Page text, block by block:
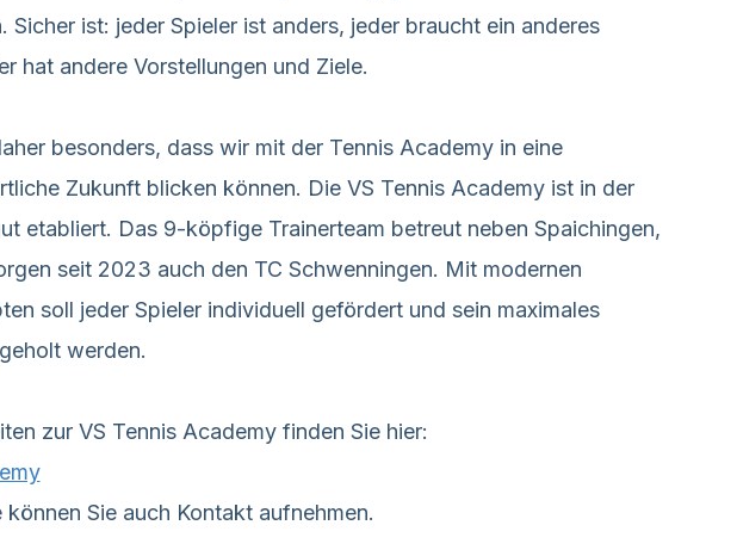
Sicher ist: jeder Spieler ist anders, jeder braucht ein anderes
hat andere Vorstellungen und Ziele.
besonders, dass wir mit der Tennis Academy in eine
Zukunft blicken können. Die VS Tennis Academy ist in der
etabliert. Das 9-köpfige Trainerteam betreut neben Spaichingen,
seit 2023 auch den TC Schwenningen. Mit modernen
soll jeder Spieler individuell gefördert und sein maximales
werden.
zur VS Tennis Academy finden Sie hier:
können Sie auch Kontakt aufnehmen.